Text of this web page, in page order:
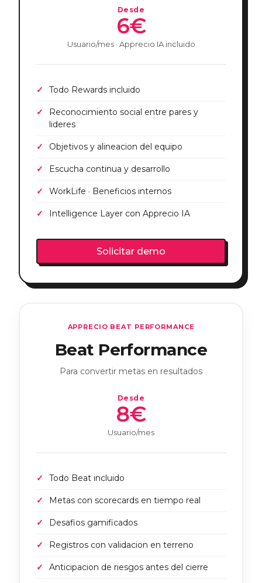
Desde
6€
Usuario/mes · Apprecio IA incluido
Todo Rewards incluido
Reconocimiento social entre pares y
lideres
Objetivos y alineacion del equipo
Escucha continua y desarrollo
WorkLife · Beneficios internos
Intelligence Layer con Apprecio IA
Solicitar demo
APPRECIO BEAT PERFORMANCE
Beat Performance
Para convertir metas en resultados
Desde
8€
Usuario/mes
Todo Beat incluido
Metas con scorecards en tiempo real
Desafios gamificados
Registros con validacion en terreno
Anticipacion de riesgos antes del cierre